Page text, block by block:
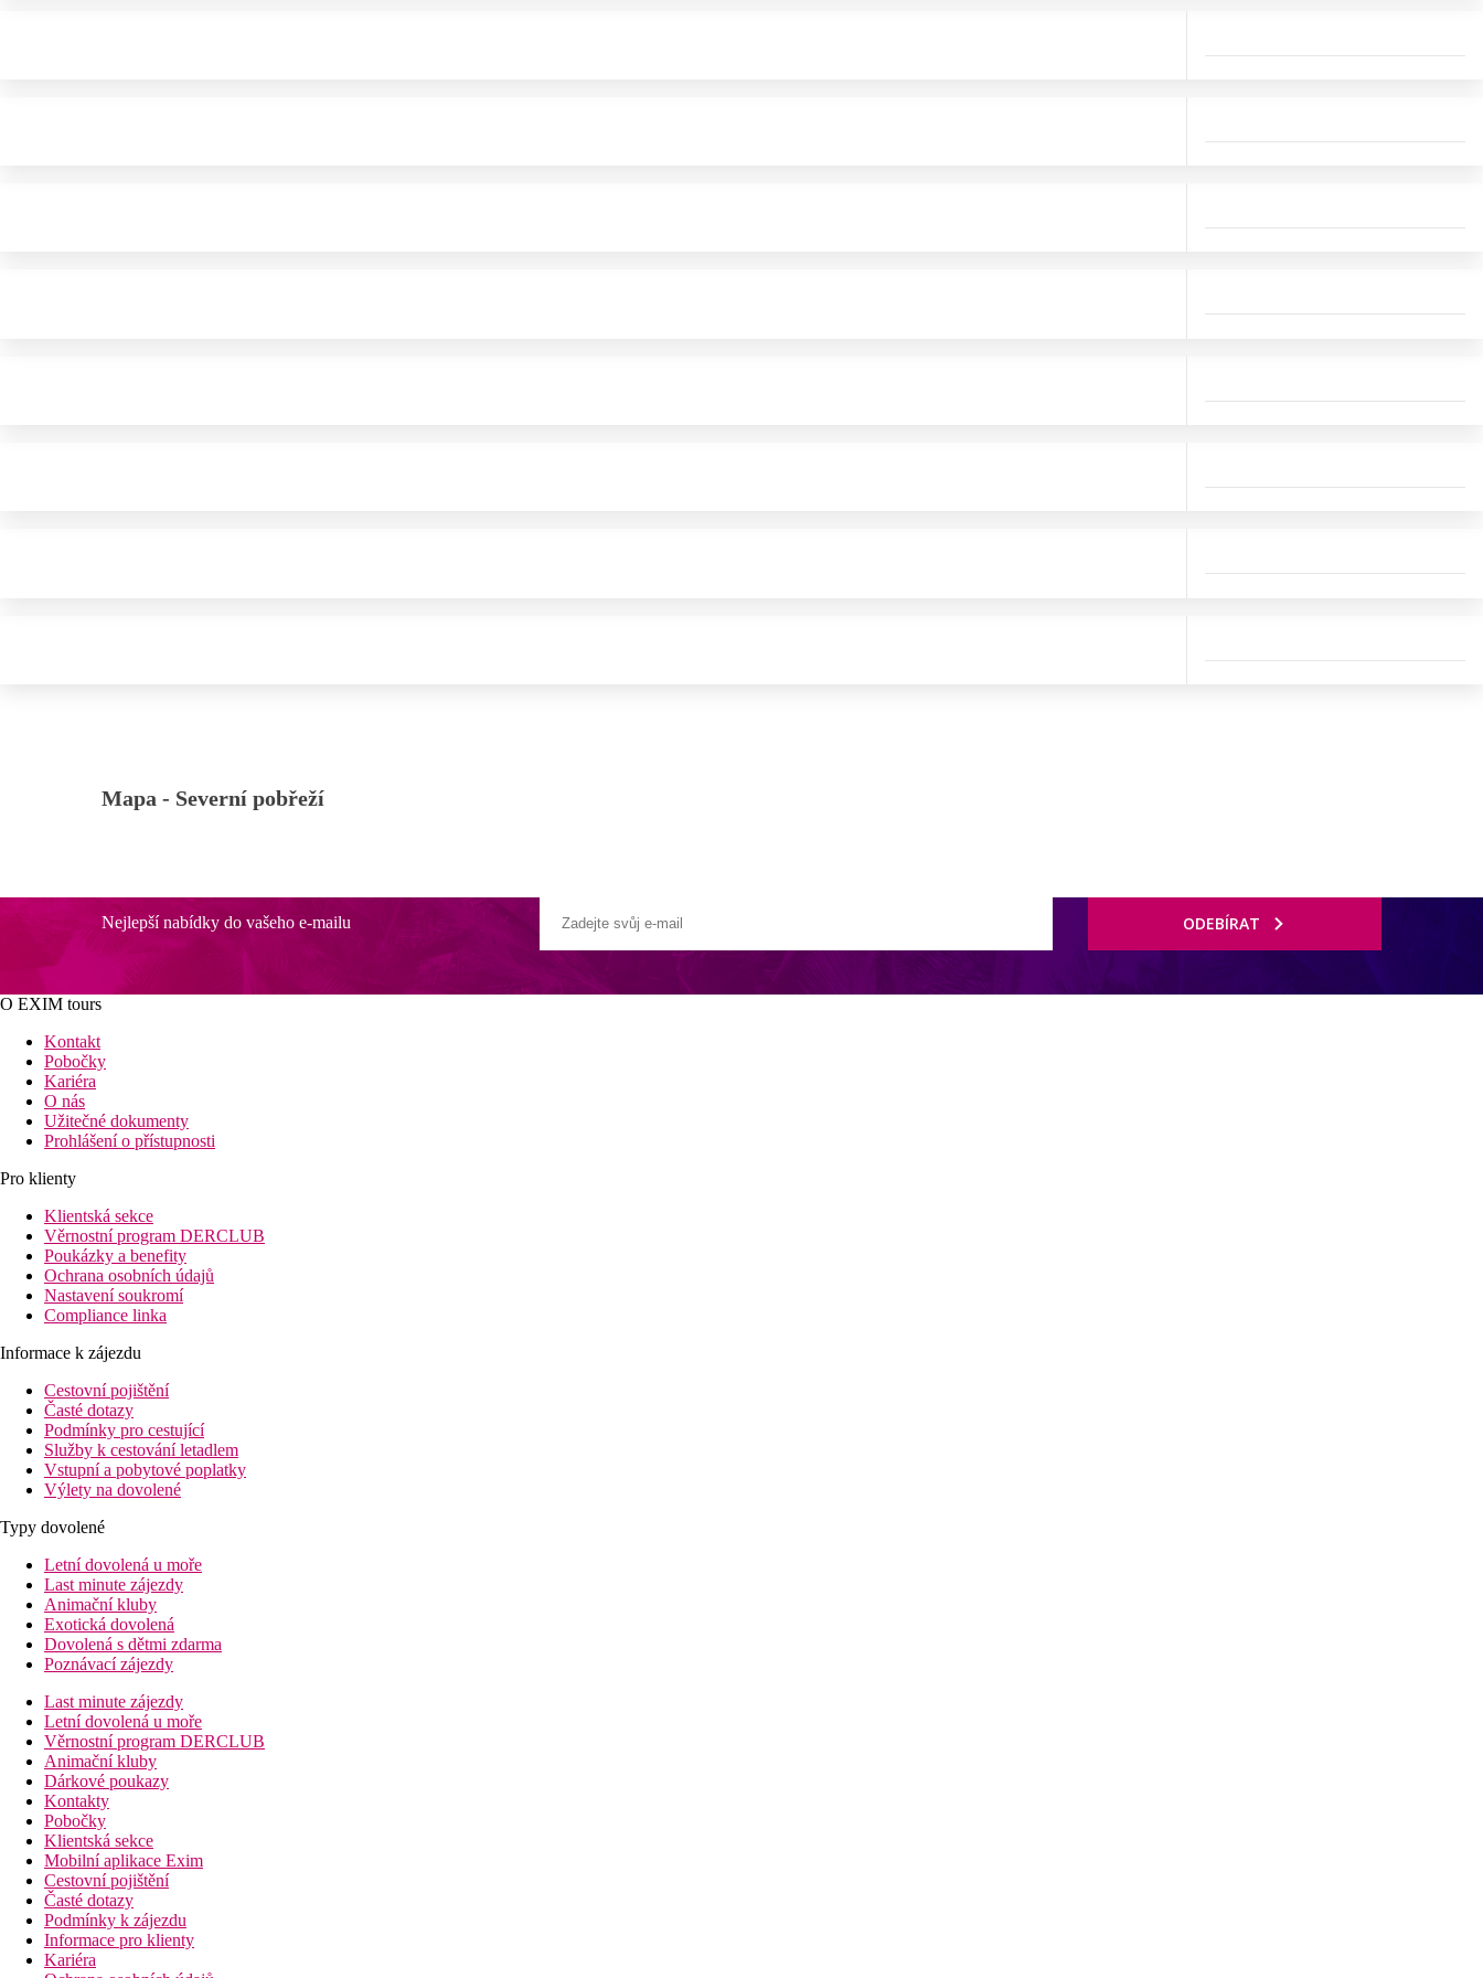
Mapa - Severní pobřeží
Nejlepší nabídky do vašeho e-mailu ODEBÍRAT
O EXIM tours
Kontakt
Pobočky
Kariéra
O nás
Užitečné dokumenty
Prohlášení o přístupnosti
Pro klienty
Klientská sekce
Věrnostní program DERCLUB
Poukázky a benefity
Ochrana osobních údajů
Nastavení soukromí
Compliance linka
Informace k zájezdu
Cestovní pojištění
Časté dotazy
Podmínky pro cestující
Služby k cestování letadlem
Vstupní a pobytové poplatky
Výlety na dovolené
Typy dovolené
Letní dovolená u moře
Last minute zájezdy
Animační kluby
Exotická dovolená
Dovolená s dětmi zdarma
Poznávací zájezdy
Last minute zájezdy
Letní dovolená u moře
Věrnostní program DERCLUB
Animační kluby
Dárkové poukazy
Kontakty
Pobočky
Klientská sekce
Mobilní aplikace Exim
Cestovní pojištění
Časté dotazy
Podmínky k zájezdu
Informace pro klienty
Kariéra